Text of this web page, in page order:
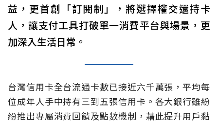
益，更首創「訂閱制」，將選擇權交還持卡
人，讓支付工具打破單一消費平台與場景，更
加深入生活日常。
台灣信用卡全台流通卡數已接近六千萬張，平均每
位成年人手中持有三到五張信用卡。各大銀行雖紛
紛推出專屬消費回饋及點數機制，藉此提升用戶黏